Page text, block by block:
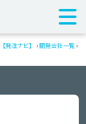
注ナビ】 ›開発会社一覧 ›